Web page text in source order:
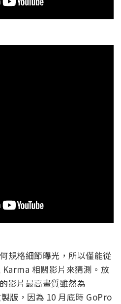
規格細節曝光，所以僅能從
相關影片來猜測。放
影片最高畫質雖然為
版，因為 10 月底時 GoPro